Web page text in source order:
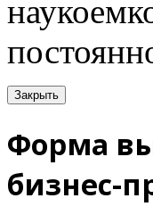
Закрыть
Форма
бизнес-